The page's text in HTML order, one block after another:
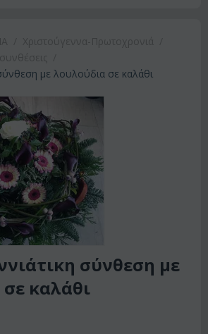
με λουλούδια σε καλάθι
σύνθεση με
καλάθι